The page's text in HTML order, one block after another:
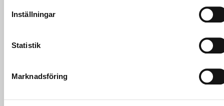
Inställningar
Statistik
Marknadsföring